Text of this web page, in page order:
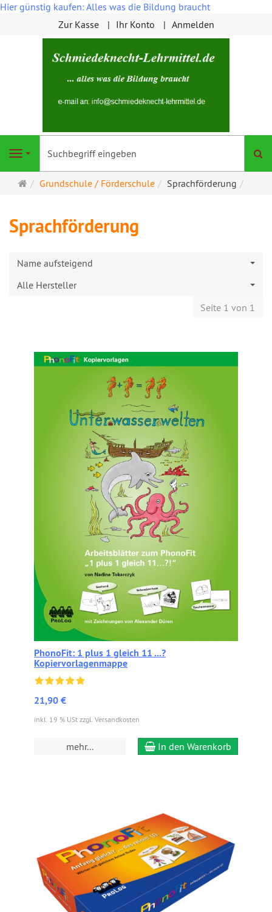
Hier günstig kaufen: Alles was die Bildung braucht
Zur Kasse
Ihr Konto Anmelden
Navigation
Startseite
Grundschule / Förderschule Sprachförderung
Sprachförderung
Name aufsteigend
Alle Hersteller
Seite 1 von 1
PhonoFit: 1 plus 1 gleich 11 ...?
Kopiervorlagenmappe
21,90 €
inkl. 19 % USt zzgl. Versandkosten
mehr... In den Warenkorb